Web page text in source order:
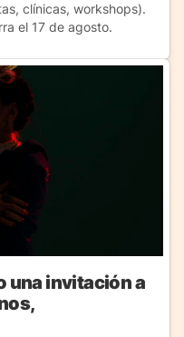
clínicas, workshops).
el 17 de agosto.
una invitación a